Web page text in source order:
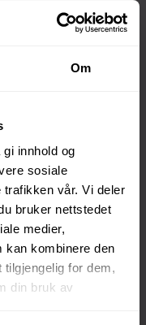
Om
innhold og
sosiale
trafikken vår. Vi deler
bruker nettstedet
medier,
kan kombinere den
tilgjengelig for dem,
din bruk av
kunder
seg,
– idéen
som i dag
men